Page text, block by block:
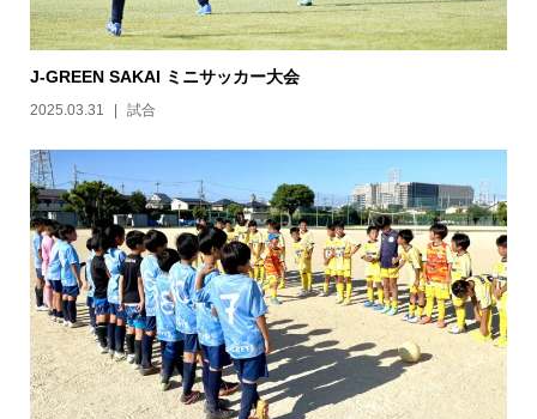
J-GREEN SAKAI ミニサッカー大会
2025.03.31 試合